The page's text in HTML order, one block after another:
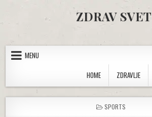
ZDRAV SVET
MENU
HOME
ZDRAVLJE
POSTED IN
SPORTS